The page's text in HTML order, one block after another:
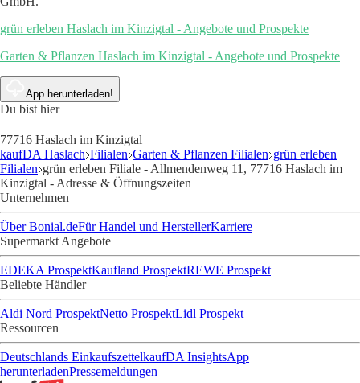
grün erleben Haslach im Kinzigtal - Angebote und Prospekte
Garten & Pflanzen Haslach im Kinzigtal - Angebote und Prospekte
App herunterladen!
Du bist hier
77716 Haslach im Kinzigtal
kaufDA Haslach Filialen Garten & Pflanzen Filialen grün erleben
Filialen grün erleben Filiale - Allmendenweg 11, 77716 Haslach im
Kinzigtal - Adresse & Öffnungszeiten
Unternehmen
Über Bonial.deFür Handel und HerstellerKarriere
Supermarkt Angebote
EDEKA ProspektKaufland ProspektREWE Prospekt
Beliebte Händler
Aldi Nord ProspektNetto ProspektLidl Prospekt
Ressourcen
Deutschlands EinkaufszettelkaufDA InsightsApp
herunterladenPressemeldungen